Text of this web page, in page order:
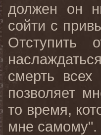
должен он
сойти с
Отступить
смерть всех
позволяет
то время,
мне самому".